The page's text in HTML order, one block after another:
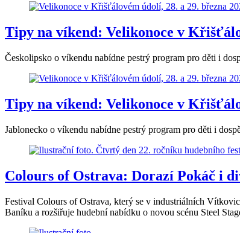
Tipy na víkend: Velikonoce v
Českolipsko o víkendu nabídne pestrý program pro děti i
Tipy na víkend: Velikonoce v
Jablonecko o víkendu nabídne pestrý program pro děti i
Colours of Ostrava: Dorazí Pokáč i
Festival Colours of Ostrava, který se v industriálních
Baníku a rozšiřuje hudební nabídku o novou scénu Steel